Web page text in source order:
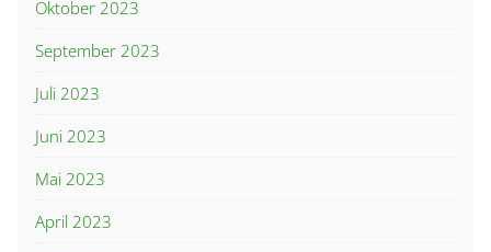
Oktober 2023
September 2023
Juli 2023
Juni 2023
Mai 2023
April 2023